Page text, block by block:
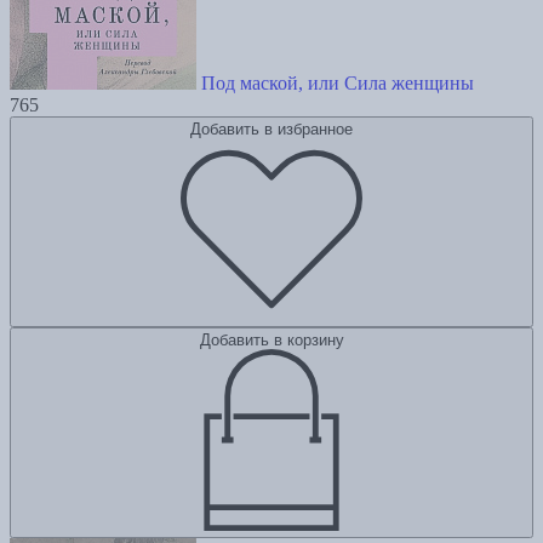
Под маской, или Сила женщины
765
Добавить в избранное
Добавить в корзину